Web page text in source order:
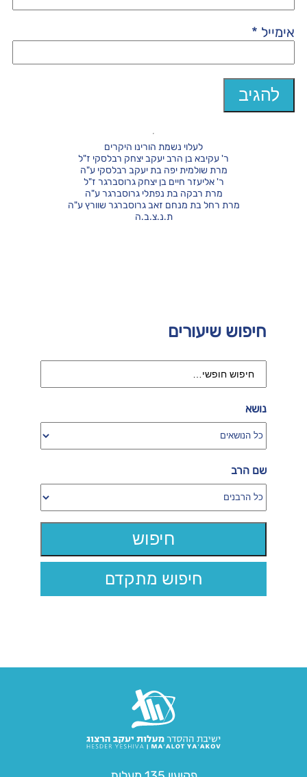
אימייל *
חיפוש שיעורים
נושא
שם הרב
חיפוש מתקדם
לעלוי נשמת הורינו היקרים
ר' עקיבא בן הרב יעקב יצחק רבלסקי ז"ל
מרת שולמית יפה בת יעקב רבלסקי ע"ה
ר' אליעזר חיים בן יצחק גרוסברגר ז"ל
מרת רבקה בת נפתלי גרוסברגר ע"ה
מרת רחל בת מנחם זאב גרוסברגר שוורץ ע"ה
ת.נ.צ.ב.ה